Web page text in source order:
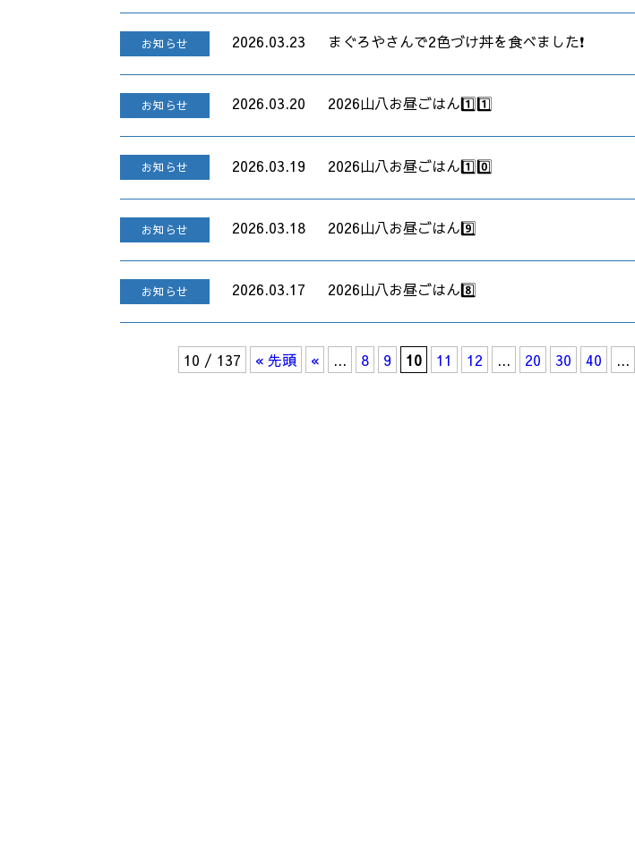
お知らせ 2026.03.23 まぐろやさんで2色づけ丼を食べました❗
お知らせ 2026.03.20 2026山八お昼ごはん1️⃣1️⃣
お知らせ 2026.03.19 2026山八お昼ごはん1️⃣0️⃣
お知らせ 2026.03.18 2026山八お昼ごはん9️⃣
お知らせ 2026.03.17 2026山八お昼ごはん8️⃣
10 / 137 « 先頭 « ... 8 9 10 11 12 ... 20 30 40 ...